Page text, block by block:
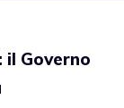
il Governo